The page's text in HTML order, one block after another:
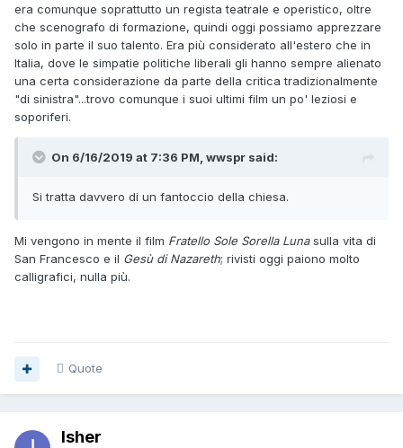
era comunque soprattutto un regista teatrale e operistico, oltre
che scenografo di formazione, quindi oggi possiamo apprezzare
solo in parte il suo talento. Era più considerato all'estero che in
Italia, dove le simpatie politiche liberali gli hanno sempre alienato
una certa considerazione da parte della critica tradizionalmente
"di sinistra"...trovo comunque i suoi ultimi film un po' leziosi e
soporiferi.
On 6/16/2019 at 7:36 PM, wwspr said:
Si tratta davvero di un fantoccio della chiesa.
Mi vengono in mente il film Fratello Sole Sorella Lunasulla vita di
San Francesco e il Gesù di Nazareth; rivisti oggi paiono molto
calligrafici, nulla più.
Quote
Isher